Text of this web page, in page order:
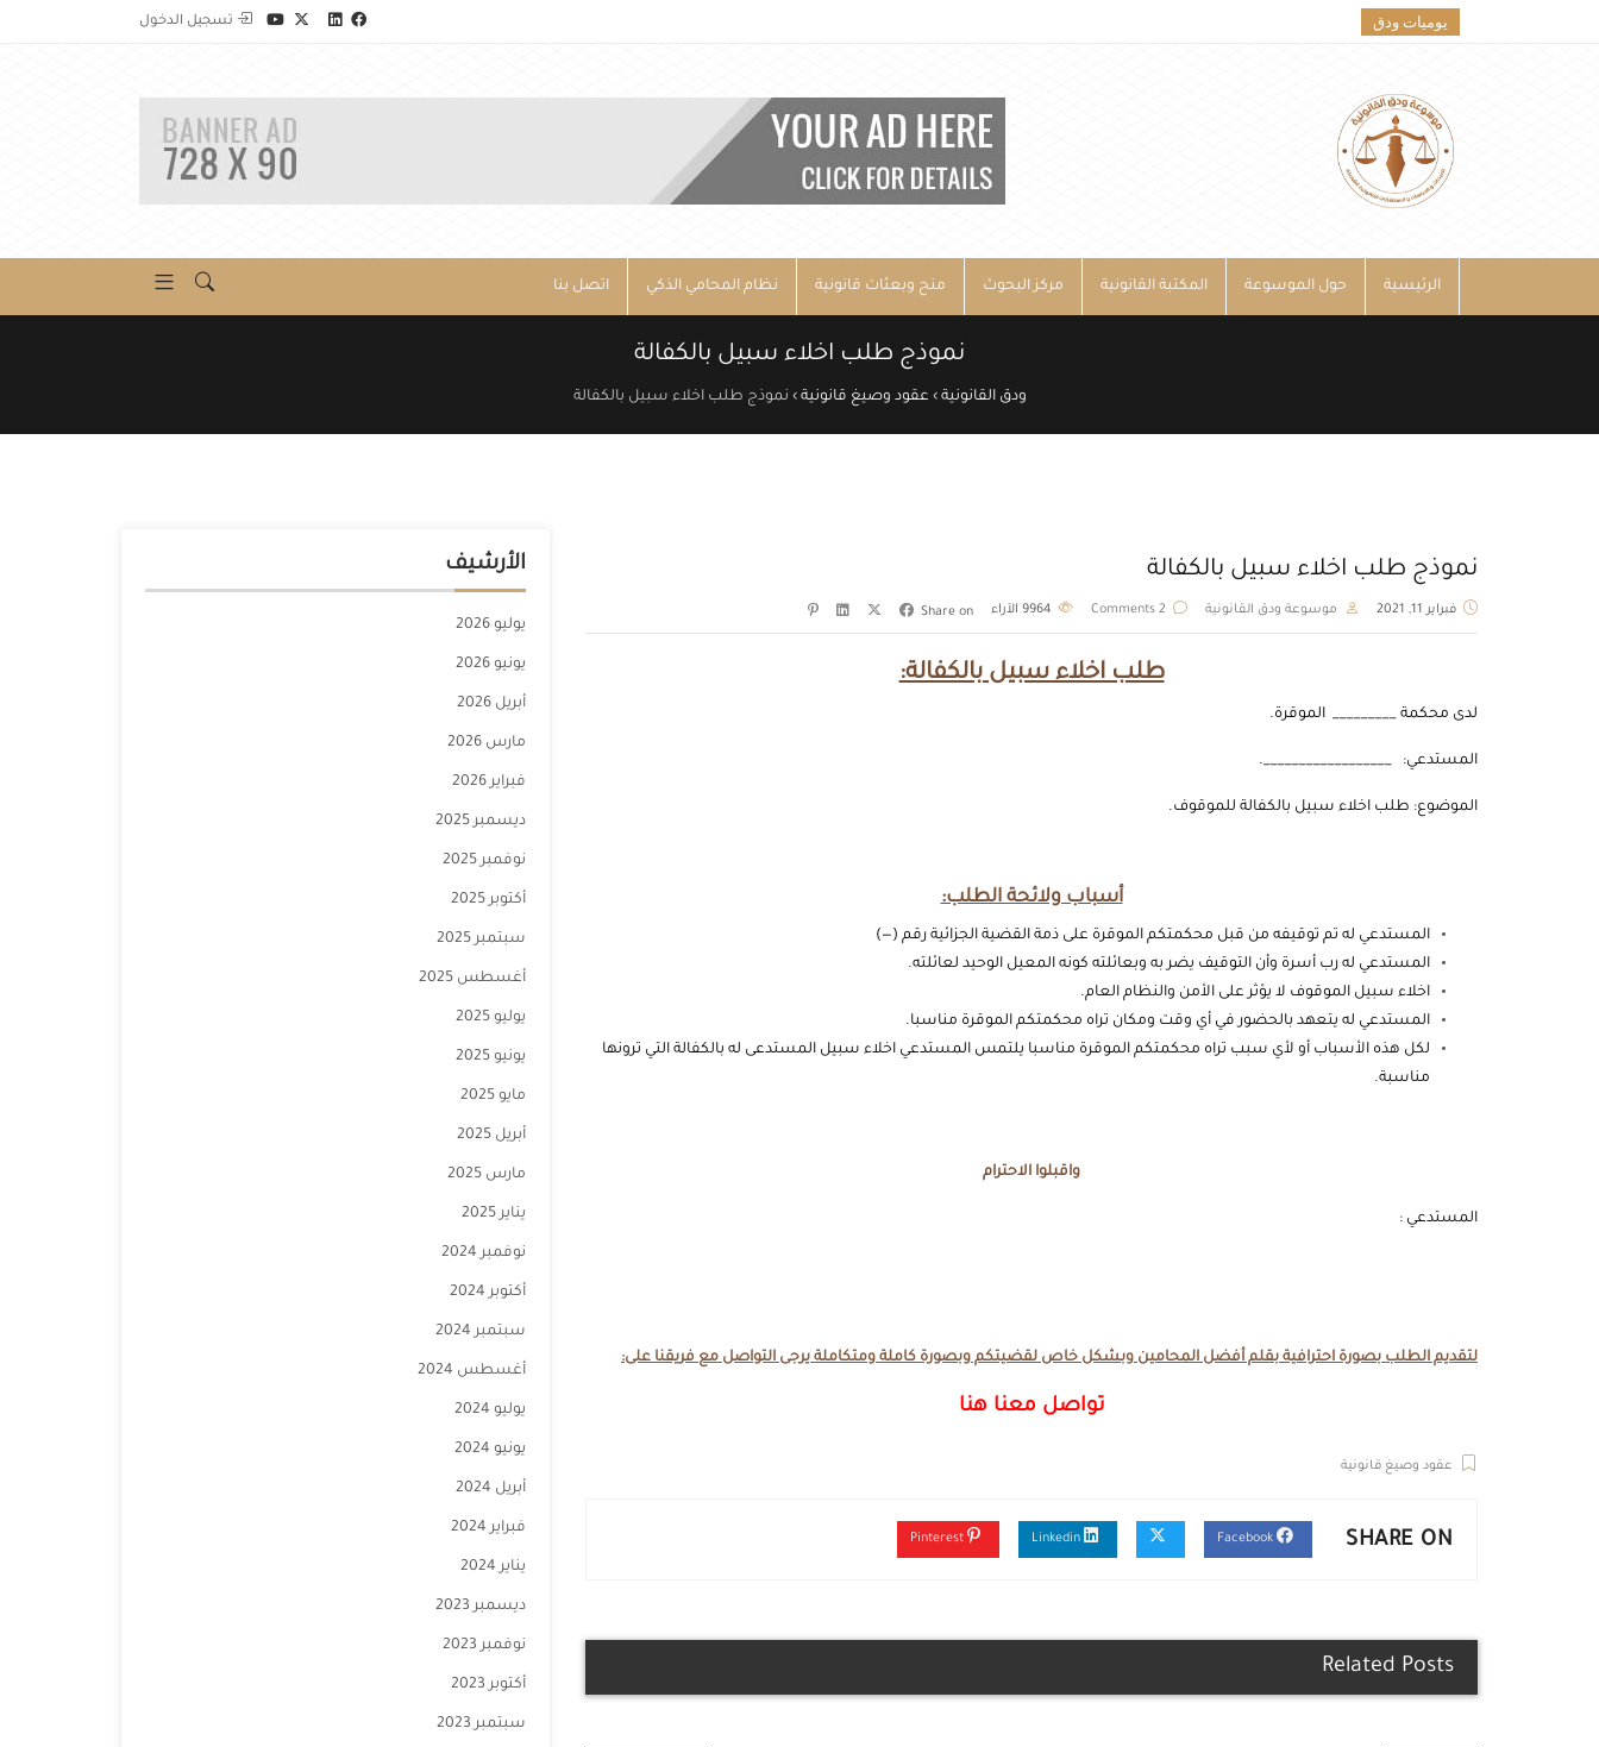
يوميات ودق تسجيل الدخول
الرئيسية حول الموسوعة المكتبة القانونية مركز البحوث منح وبعثات قانونية نظام المحامي الذكي اتصل بنا
نموذج طلب اخلاء سبيل بالكفالة
ودق القانونية › عقود وصيغ قانونية › نموذج طلب اخلاء سبيل بالكفالة
نموذج طلب اخلاء سبيل بالكفالة
فبراير 11, 2021 موسوعة ودق القانونية 2 Comments الآراء Share on
طلب اخلاء سبيل بالكفالة:
لدى محكمة _________ الموقرة.
المستدعي: __________________.
الموضوع: طلب اخلاء سبيل بالكفالة للموقوف.
أسباب ولائحة الطلب:
المستدعي له تم توقيفه من قبل محكمتكم الموقرة على ذمة القضية الجزائية رقم (—)
المستدعي له رب أسرة وأن التوقيف يضر به وبعائلته كونه المعيل الوحيد لعائلته.
اخلاء سبيل الموقوف لا يؤثر على الأمن والنظام العام.
المستدعي له يتعهد بالحضور في أي وقت ومكان تراه محكمتكم الموقرة مناسبا.
لكل هذه الأسباب أو لأي سبب تراه محكمتكم الموقرة مناسبا يلتمس المستدعي اخلاء سبيل المستدعى له بالكفالة التي ترونها
مناسبة.
واقبلوا الاحترام
المستدعي :
لتقديم الطلب بصورة احترافية بقلم أفضل المحامين وبشكل خاص لقضيتكم وبصورة كاملة ومتكاملة يرجى التواصل مع فريقنا على:
تواصل معنا هنا
عقود وصيغ قانونية
SHARE ON
Related Posts
الأرشيف
يوليو 2026
يونيو 2026
أبريل 2026
مارس 2026
فبراير 2026
ديسمبر 2025
نوفمبر 2025
أكتوبر 2025
سبتمبر 2025
أغسطس 2025
يوليو 2025
يونيو 2025
مايو 2025
أبريل 2025
مارس 2025
يناير 2025
نوفمبر 2024
أكتوبر 2024
سبتمبر 2024
أغسطس 2024
يوليو 2024
يونيو 2024
أبريل 2024
فبراير 2024
يناير 2024
ديسمبر 2023
نوفمبر 2023
أكتوبر 2023
سبتمبر 2023